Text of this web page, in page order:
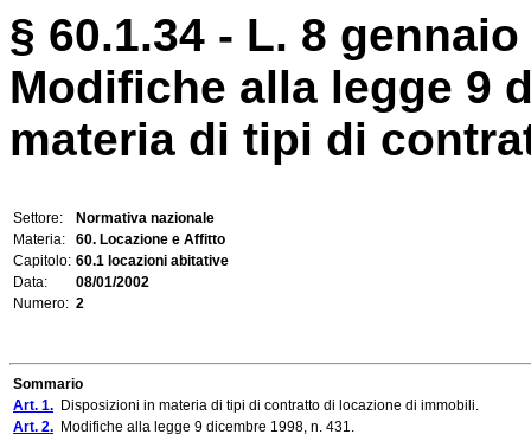
§ 60.1.34 - L. 8
Modifiche alla legge 9
materia di tipi di
Settore:
Normativa nazionale
Materia:
60. Locazione e Affitto
Capitolo: 60.1 locazioni abitative
Data:
08/01/2002
Numero: 2
Sommario
Art. 1. Disposizioni in materia di tipi di contratto di locazione di immobili.
Art. 2. Modifiche alla legge 9 dicembre 1998, n. 431.